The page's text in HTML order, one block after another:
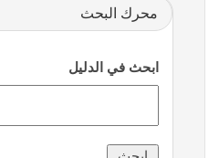
محرك البحث
ابحث في الدليل